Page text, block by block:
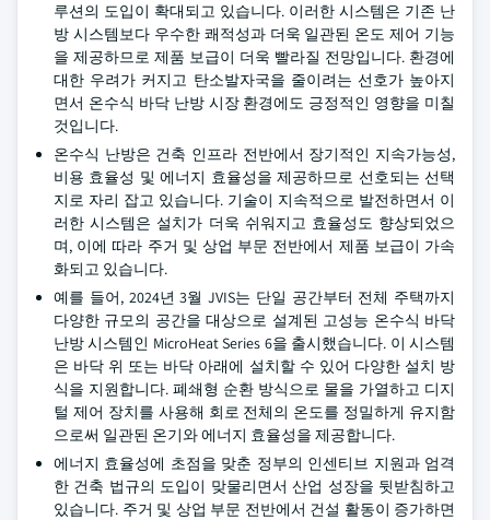
루션의 도입이 확대되고 있습니다. 이러한 시스템은 기존 난
방 시스템보다 우수한 쾌적성과 더욱 일관된 온도 제어 기능
을 제공하므로 제품 보급이 더욱 빨라질 전망입니다. 환경에
대한 우려가 커지고 탄소발자국을 줄이려는 선호가 높아지
면서 온수식 바닥 난방 시장 환경에도 긍정적인 영향을 미칠
것입니다.
온수식 난방은 건축 인프라 전반에서 장기적인 지속가능성,
비용 효율성 및 에너지 효율성을 제공하므로 선호되는 선택
지로 자리 잡고 있습니다. 기술이 지속적으로 발전하면서 이
러한 시스템은 설치가 더욱 쉬워지고 효율성도 향상되었으
며, 이에 따라 주거 및 상업 부문 전반에서 제품 보급이 가속
화되고 있습니다.
예를 들어, 2024년 3월 JVIS는 단일 공간부터 전체 주택까지
다양한 규모의 공간을 대상으로 설계된 고성능 온수식 바닥
난방 시스템인 MicroHeat Series 6을 출시했습니다. 이 시스템
은 바닥 위 또는 바닥 아래에 설치할 수 있어 다양한 설치 방
식을 지원합니다. 폐쇄형 순환 방식으로 물을 가열하고 디지
털 제어 장치를 사용해 회로 전체의 온도를 정밀하게 유지함
으로써 일관된 온기와 에너지 효율성을 제공합니다.
에너지 효율성에 초점을 맞춘 정부의 인센티브 지원과 엄격
한 건축 법규의 도입이 맞물리면서 산업 성장을 뒷받침하고
있습니다. 주거 및 상업 부문 전반에서 건설 활동이 증가하면